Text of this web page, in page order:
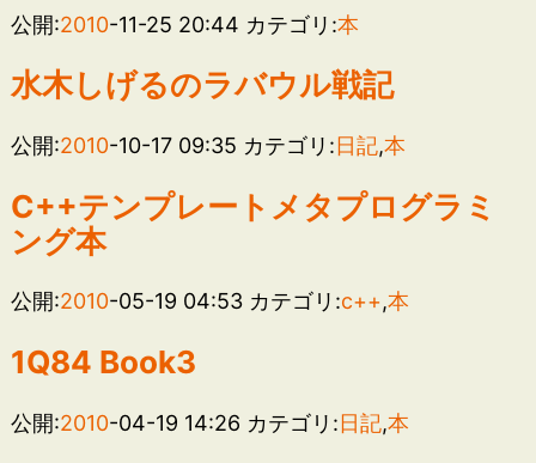
公開:2010-11-25 20:44 カテゴリ:本
水木しげるのラバウル戦記
公開:2010-10-17 09:35 カテゴリ:日記,本
C++テンプレートメタプログラミ
ング本
公開:2010-05-19 04:53 カテゴリ:c++,本
1Q84 Book3
公開:2010-04-19 14:26 カテゴリ:日記,本